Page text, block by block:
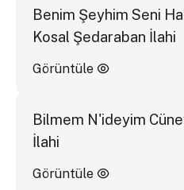
Benim Şeyhim Seni
Kosal Şedaraban İlahi
Görüntüle
Bilmem N'ideyim
İlahi
Görüntüle